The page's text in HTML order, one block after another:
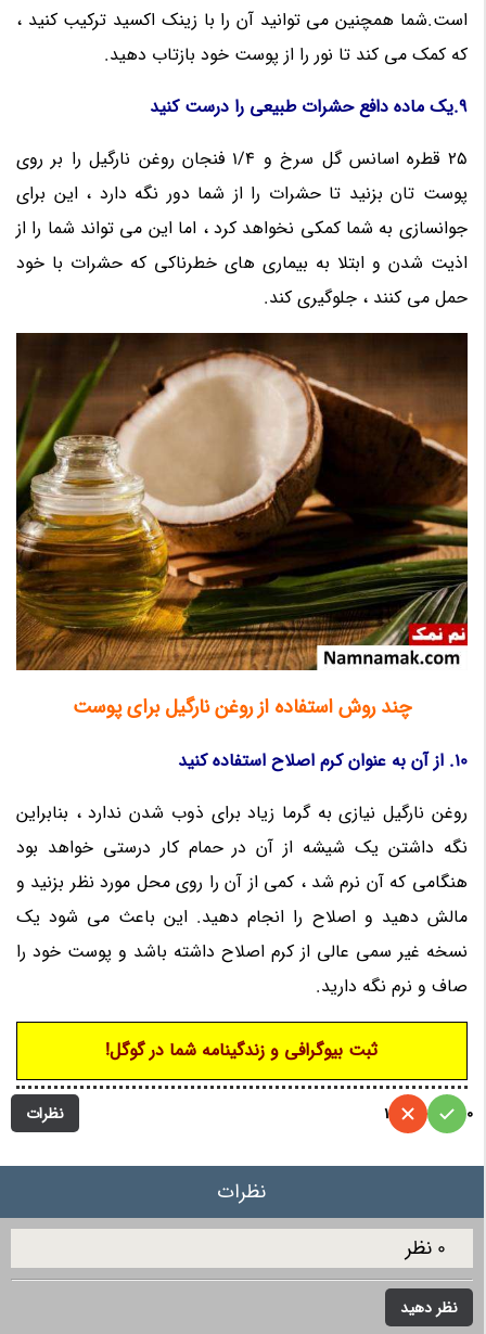
است.شما همچنین می توانید آن را با زینک اکسید ترکیب کنید ،
که کمک می کند تا نور را از پوست خود بازتاب دهید.
9.یک ماده دافع حشرات طبیعی را درست کنید
25 قطره اسانس گل سرخ و 1/4 فنجان روغن نارگیل را بر روی
پوست تان بزنید تا حشرات را از شما دور نگه دارد ، این برای
جوانسازی به شما کمکی نخواهد کرد ، اما این می تواند شما را از
اذیت شدن و ابتلا به بیماری های خطرناکی که حشرات با خود
حمل می کنند ، جلوگیری کند.
چند روش استفاده از روغن نارگیل برای پوست
10. از آن به عنوان کرم اصلاح استفاده کنید
روغن نارگیل نیازی به گرما زیاد برای ذوب شدن ندارد ، بنابراین
نگه داشتن یک شیشه از آن در حمام کار درستی خواهد بود
هنگامی که آن نرم شد ، کمی از آن را روی محل مورد نظر بزنید و
مالش دهید و اصلاح را انجام دهید. این باعث می شود یک
نسخه غیر سمی عالی از کرم اصلاح داشته باشد و پوست خود را
صاف و نرم نگه دارید.
ثبت بیوگرافی و زندگینامه شما در گوگل!
نظرات 0
1
نظرات
0 نظر
نظر دهید